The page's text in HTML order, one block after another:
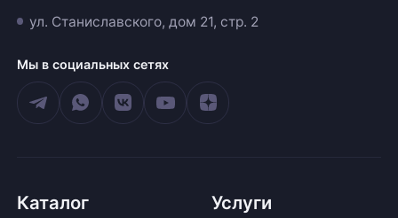
ул. Станиславского, дом 21, стр. 2
Мы в социальных сетях
Каталог Услуги